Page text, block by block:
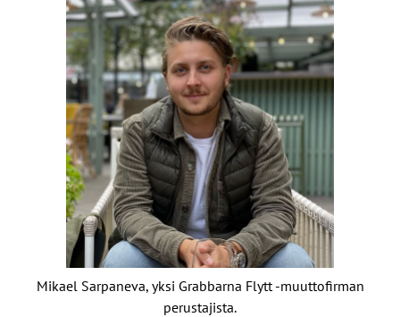
Mikael Sarpaneva, yksi Grabbarna Flytt -muuttofirman
perustajista.